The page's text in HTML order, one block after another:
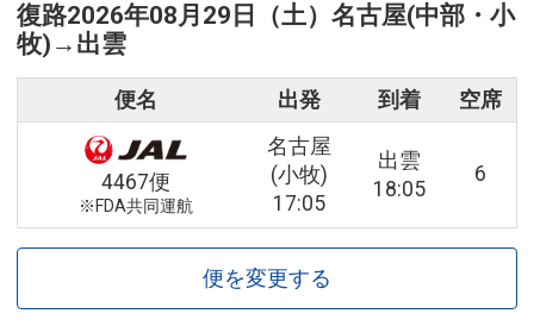
復路2026年08月29日（土） 名古屋(中部・小
牧) → 出雲
便名 出発 到着 空席
4467便
※FDA共同運航
名古屋
(小牧)
17:05
出雲
18:05
6
便を変更する